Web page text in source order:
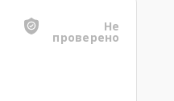
Не
проверено